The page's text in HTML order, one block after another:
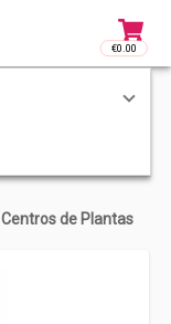
€0.00
Access
Centros de Plantas